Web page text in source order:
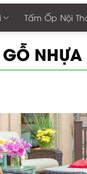
Tấm Ốp Nội